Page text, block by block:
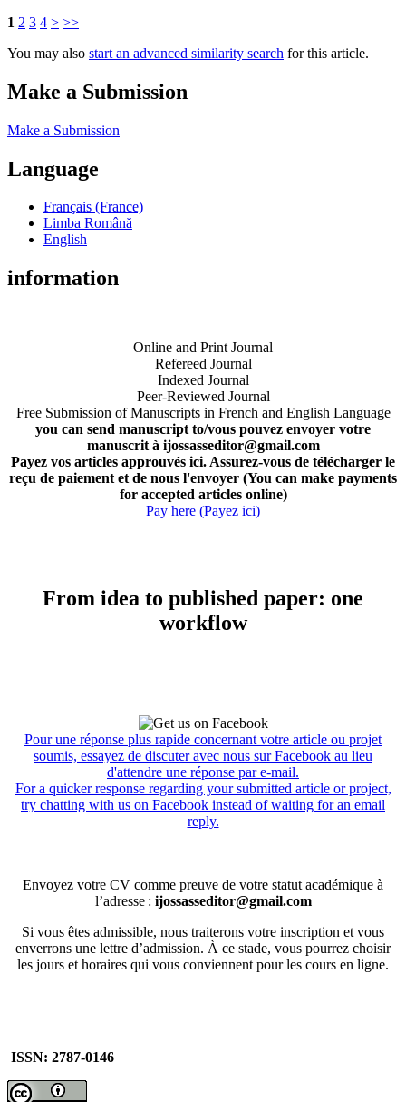
1 2 3 4 > >>
You may also start an advanced similarity search for this article.
Make a Submission
Make a Submission
Language
Français (France)
Limba Română
English
information
Online and Print Journal
Refereed Journal
Indexed Journal
Peer-Reviewed Journal
Free Submission of Manuscripts in French and English Language
you can send manuscript to/vous pouvez envoyer votre
manuscrit à ijossasseditor@gmail.com
Payez vos articles approuvés ici. Assurez-vous de télécharger le
reçu de paiement et de nous l'envoyer (You can make payments
for accepted articles online)
Pay here (Payez ici)
From idea to published paper: one
workflow
Pour une réponse plus rapide concernant votre article ou projet
soumis, essayez de discuter avec nous sur Facebook au lieu
d'attendre une réponse par e-mail.
For a quicker response regarding your submitted article or project,
try chatting with us on Facebook instead of waiting for an email
reply.
Envoyez votre CV comme preuve de votre statut académique à
l’adresse : ijossasseditor@gmail.com
Si vous êtes admissible, nous traiterons votre inscription et vous
enverrons une lettre d’admission. À ce stade, vous pourrez choisir
les jours et horaires qui vous conviennent pour les cours en ligne.
ISSN: 2787-0146